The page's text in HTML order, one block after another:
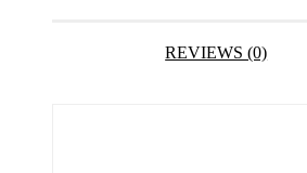
REVIEWS (0)